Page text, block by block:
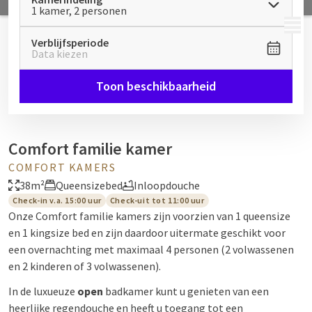
MENU
1 kamer, 2 personen
Verblijfsperiode
Data kiezen
Toon beschikbaarheid
Comfort familie kamer
COMFORT KAMERS
38m²
Queensizebed Inloopdouche
Check-in v.a. 15:00 uur Check-uit tot 11:00 uur
Onze Comfort familie kamers zijn voorzien van 1 queensize
en 1 kingsize bed en zijn daardoor uitermate geschikt voor
een overnachting met maximaal 4 personen (2 volwassenen
en 2 kinderen of 3 volwassenen).
In de luxueuze open badkamer kunt u genieten van een
heerlijke regendouche en heeft u toegang tot een